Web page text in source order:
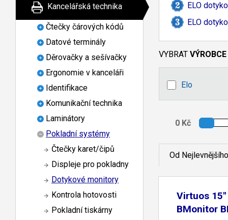
Kancelářská technika
Čtečky čárových kódů
Datové terminály
Děrovačky a sešívačky
Ergonomie v kanceláři
Identifikace
Komunikační technika
Laminátory
Pokladní systémy
Čtečky karet/čipů
Displeje pro pokladny
Dotykové monitory
Kontrola hotovosti
Pokladní tiskárny
ELO
ELO
VYBRAT VÝROBCE
Elo
Od Nejlevnějšího
Virtuos 15''
BMonitor